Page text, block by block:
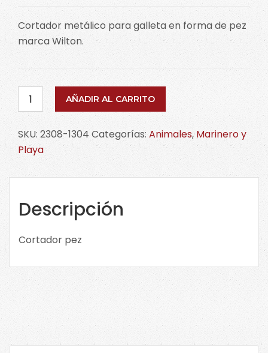
Cortador metálico para galleta en forma de pez
marca Wilton.
Cortador
pez
2308-
1304
cantidad
AÑADIR AL CARRITO
SKU: 2308-1304 Categorías: Animales,Marinero y
Playa
Descripción
Cortador pez